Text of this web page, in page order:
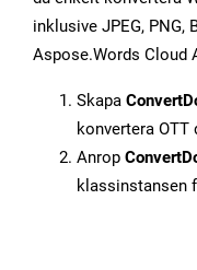
inklusive JPEG, PNG,
Aspose.Words Cloud
Skapa
konvertera OTT
Anrop
klassinstansen